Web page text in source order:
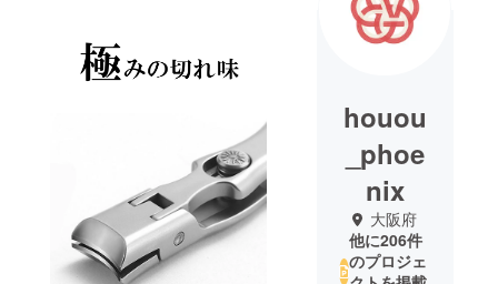
houou
_phoe
nix
大阪府
他に206件
のプロジェ